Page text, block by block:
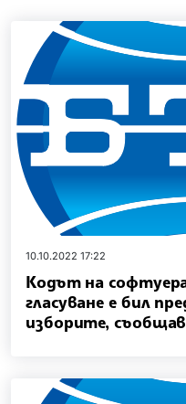
10.10.2022 17:22
Кодът на
гласуване е бил
изборите,